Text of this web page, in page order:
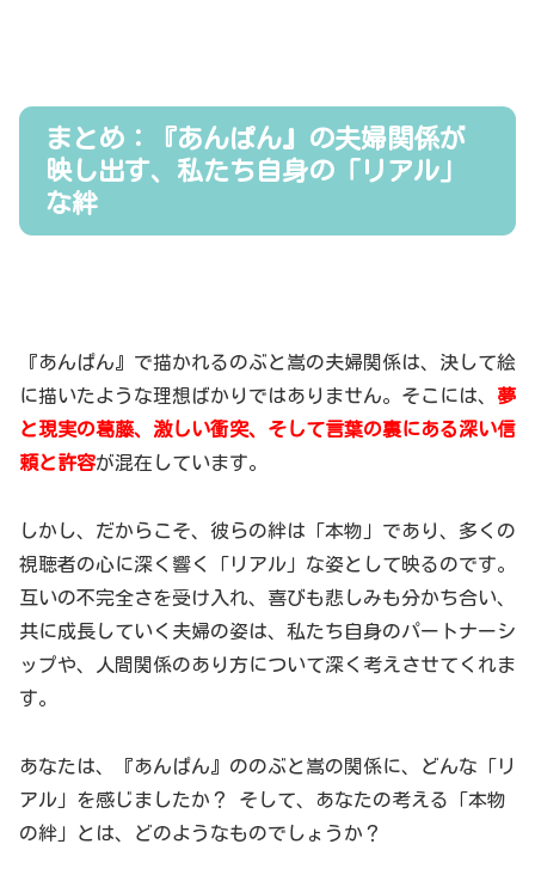
まとめ：『あんぱん』の夫婦関係が
映し出す、私たち自身の「リアル」
な絆
『あんぱん』で描かれるのぶと嵩の夫婦関係は、決して絵
に描いたような理想ばかりではありません。そこには、 夢
と現実の葛藤、激しい衝突、そして言葉の裏にある深い信
頼と許容が混在しています。
しかし、だからこそ、彼らの絆は「本物」であり、多くの
視聴者の心に深く響く「リアル」な姿として映るのです。
互いの不完全さを受け入れ、喜びも悲しみも分かち合い、
共に成長していく夫婦の姿は、私たち自身のパートナーシ
ップや、人間関係のあり方について深く考えさせてくれま
す。
あなたは、『あんぱん』ののぶと嵩の関係に、どんな「リ
アル」を感じましたか？ そして、あなたの考える「本物
の絆」とは、どのようなものでしょうか？